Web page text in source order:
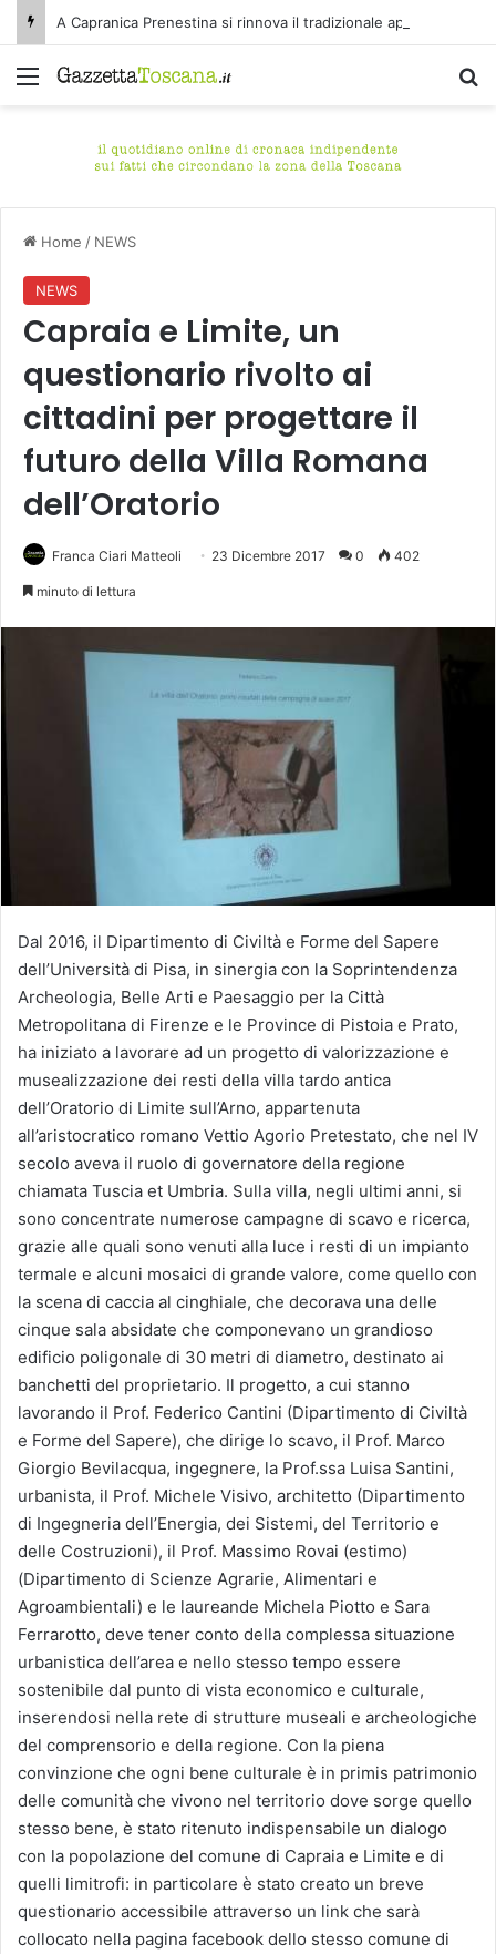
Menu
Home / NEWS
NEWS
Capraia e Limite, un
questionario rivolto ai
cittadini per progettare il
futuro della Villa Romana
dell’Oratorio
Franca Ciari Matteoli 23 Dicembre 2017 0 402
minuto di lettura
Dal 2016, il Dipartimento di Civiltà e Forme del Sapere
dell’Università di Pisa, in sinergia con la Soprintendenza
Archeologia, Belle Arti e Paesaggio per la Città
Metropolitana di Firenze e le Province di Pistoia e Prato,
ha iniziato a lavorare ad un progetto di valorizzazione e
musealizzazione dei resti della villa tardo antica
dell’Oratorio di Limite sull’Arno, appartenuta
all’aristocratico romano Vettio Agorio Pretestato, che nel IV
secolo aveva il ruolo di governatore della regione
chiamata Tuscia et Umbria. Sulla villa, negli ultimi anni, si
sono concentrate numerose campagne di scavo e ricerca,
grazie alle quali sono venuti alla luce i resti di un impianto
termale e alcuni mosaici di grande valore, come quello con
la scena di caccia al cinghiale, che decorava una delle
cinque sala absidate che componevano un grandioso
edificio poligonale di 30 metri di diametro, destinato ai
banchetti del proprietario. Il progetto, a cui stanno
lavorando il Prof. Federico Cantini (Dipartimento di Civiltà
e Forme del Sapere), che dirige lo scavo, il Prof. Marco
Giorgio Bevilacqua, ingegnere, la Prof.ssa Luisa Santini,
urbanista, il Prof. Michele Visivo, architetto (Dipartimento
di Ingegneria dell’Energia, dei Sistemi, del Territorio e
delle Costruzioni), il Prof. Massimo Rovai (estimo)
(Dipartimento di Scienze Agrarie, Alimentari e
Agroambientali) e le laureande Michela Piotto e Sara
Ferrarotto, deve tener conto della complessa situazione
urbanistica dell’area e nello stesso tempo essere
sostenibile dal punto di vista economico e culturale,
inserendosi nella rete di strutture museali e archeologiche
del comprensorio e della regione. Con la piena
convinzione che ogni bene culturale è in primis patrimonio
delle comunità che vivono nel territorio dove sorge quello
stesso bene, è stato ritenuto indispensabile un dialogo
con la popolazione del comune di Capraia e Limite e di
quelli limitrofi: in particolare è stato creato un breve
questionario accessibile attraverso un link che sarà
collocato nella pagina facebook dello stesso comune di